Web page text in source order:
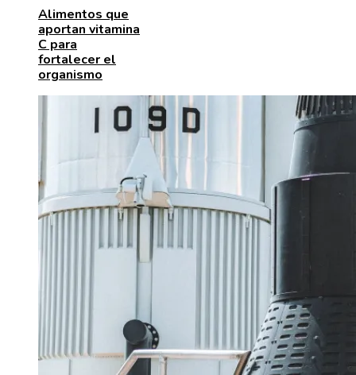
Alimentos que
aportan vitamina
C para
fortalecer el
organismo